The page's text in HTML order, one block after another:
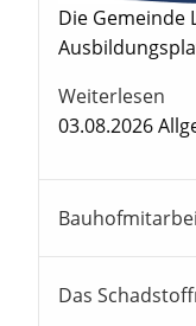
Die Gemeinde
Weiterlesen
03.08.2026
Das